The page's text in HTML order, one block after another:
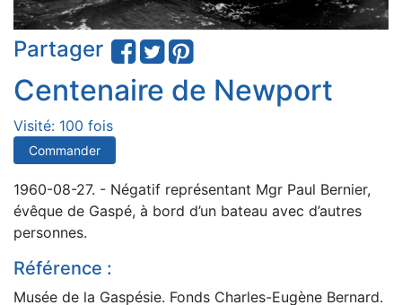
Partager
Centenaire de Newport
Visité: 100 fois
Commander
1960-08-27. - Négatif représentant Mgr Paul Bernier,
évêque de Gaspé, à bord d’un bateau avec d’autres
personnes.
Référence :
Musée de la Gaspésie. Fonds Charles-Eugène Bernard.